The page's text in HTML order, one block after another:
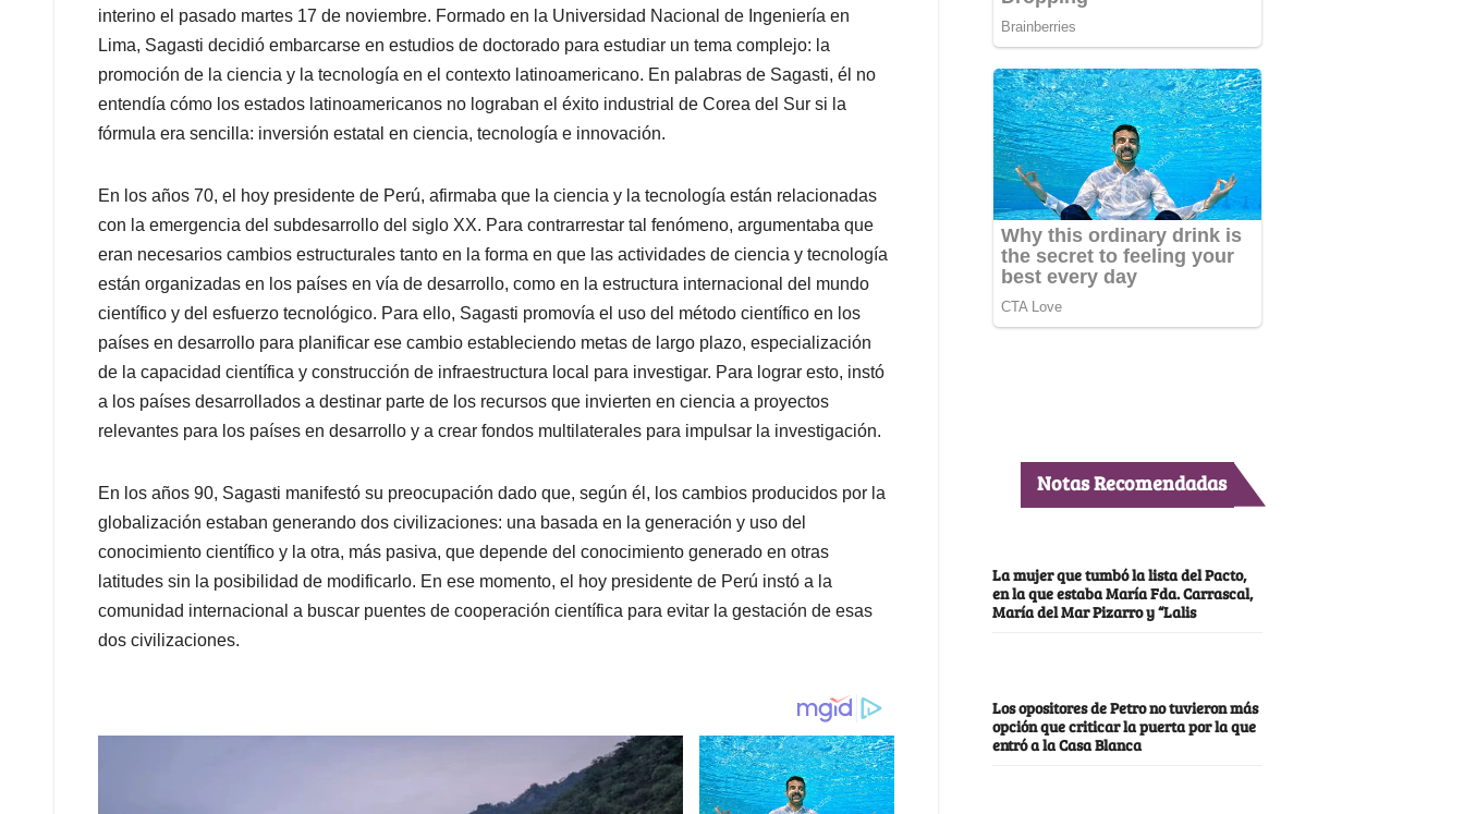
p
p
o
k
I
n
s
interino el pasado martes 17 de noviembre. Formado en la Universidad Nacional de Ingeniería en
Lima, Sagasti decidió embarcarse en estudios de doctorado para estudiar un tema complejo: la
promoción de la ciencia y la tecnología en el contexto latinoamericano. En palabras de Sagasti, él no
entendía cómo los estados latinoamericanos no lograban el éxito industrial de Corea del Sur si la
fórmula era sencilla: inversión estatal en ciencia, tecnología e innovación.
En los años 70, el hoy presidente de Perú, afirmaba que la ciencia y la tecnología están relacionadas
con la emergencia del subdesarrollo del siglo XX. Para contrarrestar tal fenómeno, argumentaba que
eran necesarios cambios estructurales tanto en la forma en que las actividades de ciencia y tecnología
están organizadas en los países en vía de desarrollo, como en la estructura internacional del mundo
científico y del esfuerzo tecnológico. Para ello, Sagasti promovía el uso del método científico en los
países en desarrollo para planificar ese cambio estableciendo metas de largo plazo, especialización
de la capacidad científica y construcción de infraestructura local para investigar. Para lograr esto, instó
a los países desarrollados a destinar parte de los recursos que invierten en ciencia a proyectos
relevantes para los países en desarrollo y a crear fondos multilaterales para impulsar la investigación.
En los años 90, Sagasti manifestó su preocupación dado que, según él, los cambios producidos por la
globalización estaban generando dos civilizaciones: una basada en la generación y uso del
conocimiento científico y la otra, más pasiva, que depende del conocimiento generado en otras
latitudes sin la posibilidad de modificarlo. En ese momento, el hoy presidente de Perú instó a la
comunidad internacional a buscar puentes de cooperación científica para evitar la gestación de esas
dos civilizaciones.
Notas Recomendadas
La mujer que tumbó la lista del Pacto,
en la que estaba María Fda. Carrascal,
María del Mar Pizarro y “Lalis
Los opositores de Petro no tuvieron más
opción que criticar la puerta por la que
entró a la Casa Blanca